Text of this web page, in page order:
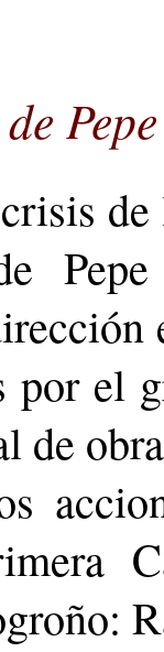
Pepe
por el
de